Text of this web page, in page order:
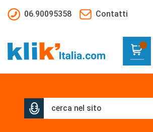
06.90095358
Contatti